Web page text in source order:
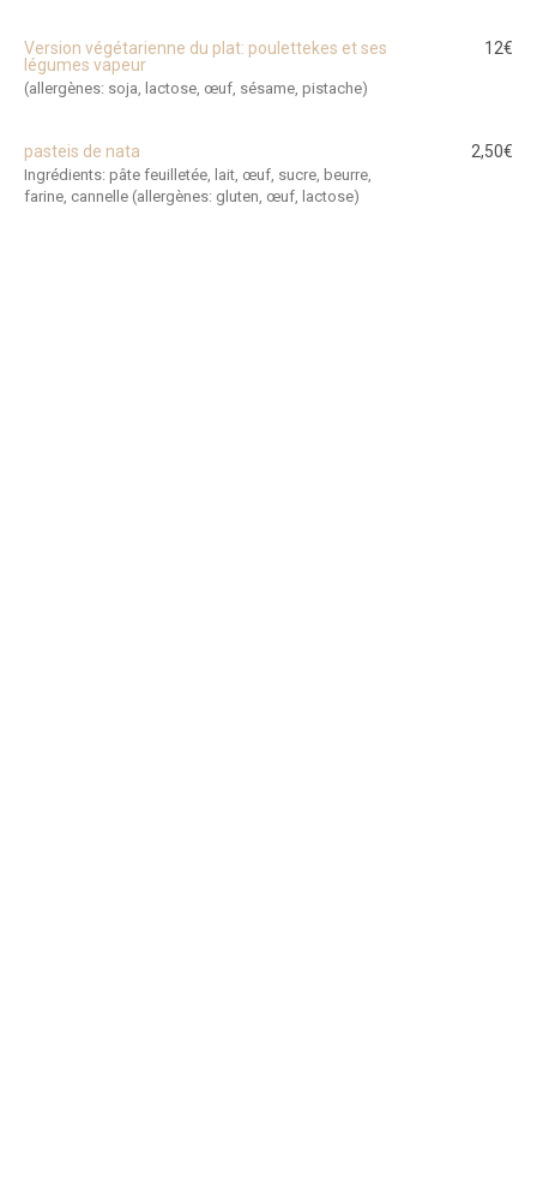
Version végétarienne du plat: poulettekes et ses
légumes vapeur
(allergènes: soja, lactose, œuf, sésame, pistache)
12€
pasteis de nata
Ingrédients: pâte feuilletée, lait, œuf, sucre, beurre,
farine, cannelle (allergènes: gluten, œuf, lactose)
2,50€